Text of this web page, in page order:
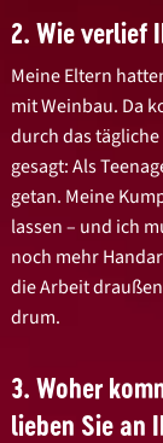
2. Wie verlief
Meine Eltern
mit Weinbau. Da
durch das
gesagt: Als
getan. Meine
lassen – und ich
noch mehr
die Arbeit
drum.
3. Woher
lieben Sie an